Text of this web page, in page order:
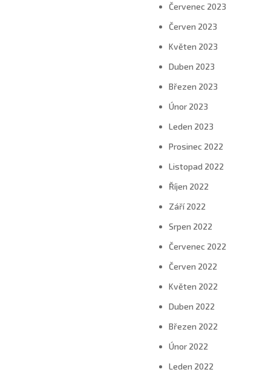
Červenec 2023
Červen 2023
Květen 2023
Duben 2023
Březen 2023
Únor 2023
Leden 2023
Prosinec 2022
Listopad 2022
Říjen 2022
Září 2022
Srpen 2022
Červenec 2022
Červen 2022
Květen 2022
Duben 2022
Březen 2022
Únor 2022
Leden 2022